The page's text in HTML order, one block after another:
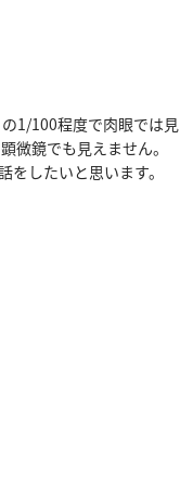
1/100程度で肉眼では見
微鏡でも見えません。
したいと思います。